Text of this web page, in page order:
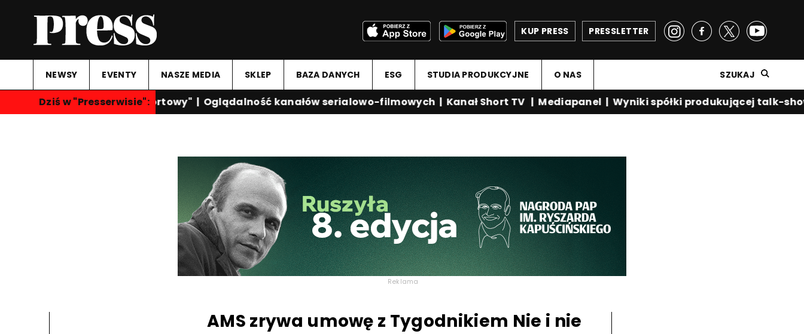
PRESSLETTER
KUP PRESS
NEWSY EVENTY NASZE MEDIA SKLEP BAZA DANYCH ESG STUDIA PRODUKCYJNE O NAS SZUKAJ
Dziś w "Presserwisie":
"Przegląd Sportowy"|Oglądalność kanałów serialowo-filmowych|Kanał Short TV |Mediapanel|Wyniki spółki produkującej talk-show
Reklama
AMS zrywa umowę z Tygodnikiem Nie i nie